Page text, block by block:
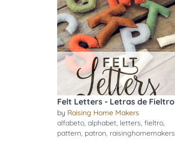
Felt Letters - Letras de Fieltro
by Raising Home Makers
alfabeto, alphabet, letters, fieltro,
pattern, patron, raisinghomemakers